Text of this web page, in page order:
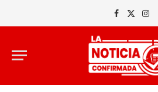
Facebook
X